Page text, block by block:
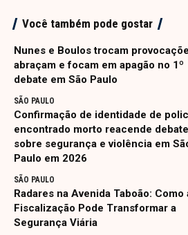
Você também pode gostar
Nunes e Boulos trocam
abraçam e focam em apagão no 1º
debate em São Paulo
SÃO PAULO
Confirmação de identidade de
encontrado morto reacende debate
sobre segurança e violência em
Paulo em 2026
SÃO PAULO
Radares na Avenida Taboão: Como
Fiscalização Pode Transformar a
Segurança Viária